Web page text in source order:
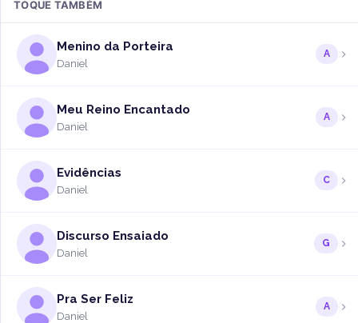
TOQUE TAMBÉM
Menino da Porteira
Daniel
A
Meu Reino Encantado
Daniel
A
Evidências
Daniel
C
Discurso Ensaiado
Daniel
G
Pra Ser Feliz
Daniel
A